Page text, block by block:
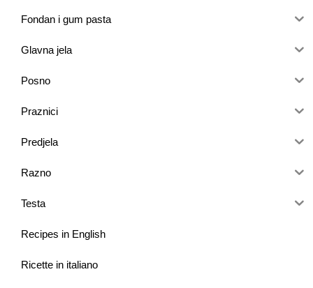
Fondan i gum pasta
Glavna jela
Posno
Praznici
Predjela
Razno
Testa
Recipes in English
Ricette in italiano